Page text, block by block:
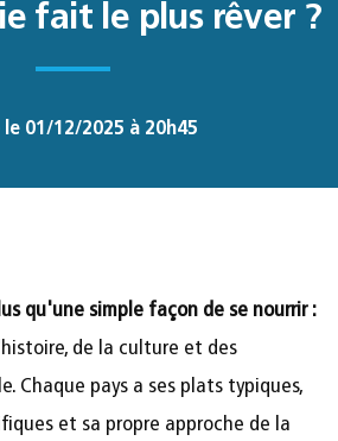
fait le plus rêver ?
le 01/12/2025 à 20h45
qu'une simple façon de se nourrir :
de la culture et des
Chaque pays a ses plats typiques,
et sa propre approche de la